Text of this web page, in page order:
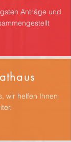
Anträge und
wir helfen Ihnen